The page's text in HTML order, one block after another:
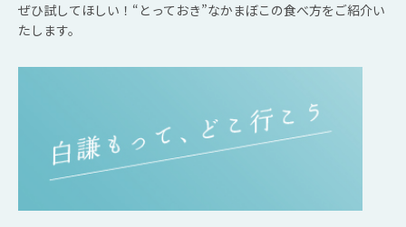
ぜひ試してほしい！“とっておき”なかまぼこの食べ方をご紹介い
たします。